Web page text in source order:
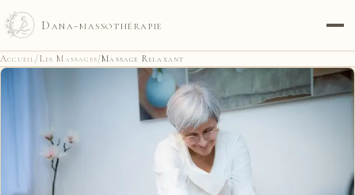
Dana-massothérapie
Accueil/Les Massages/Massage Relaxant